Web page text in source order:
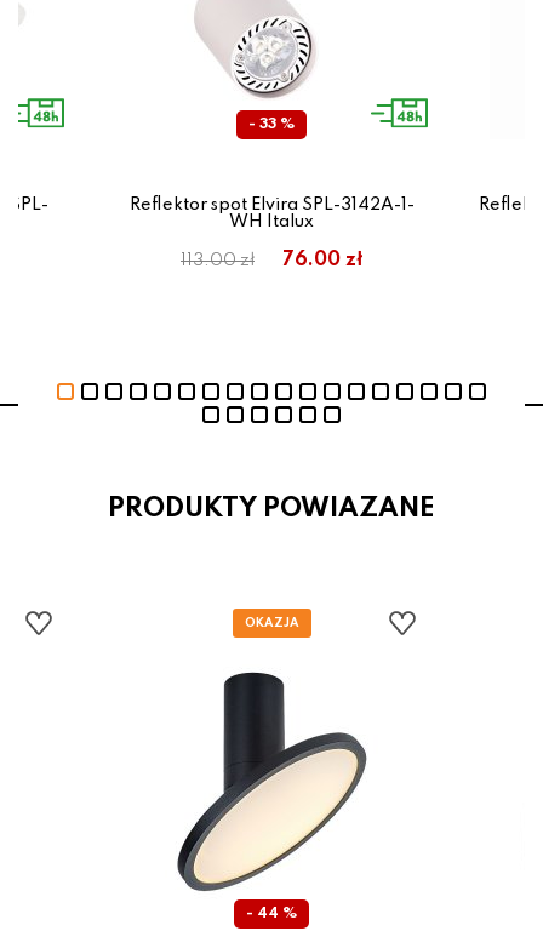
SPL-
- 33 %
Reflektor spot Elvira SPL-3142A-1-
WH Italux
113.00 zł 76.00 zł
PRODUKTY POWIAZANE
- 44 %